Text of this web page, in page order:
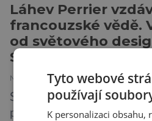
Láhev Perrier
francouzské vědě.
od světového
Starcka
NOVINKY
Světoznámá značka
představila novou
Tyto webové
používají
K personalizaci obsahu,